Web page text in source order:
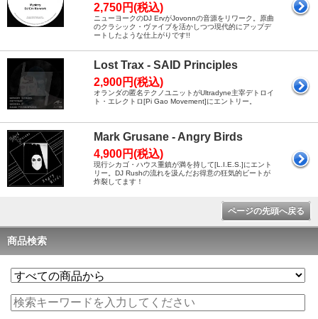
2,750円(税込)
ニューヨークのDJ ErvがJovonnの音源をリワーク。原曲
のクラシック・ヴァイブを活かしつつ現代的にアップデ
ートしたような仕上がりです!!
Lost Trax - SAID Principles
2,900円(税込)
オランダの匿名テクノユニットがUltradyne主宰デトロイ
ト・エレクトロ[Pi Gao Movement]にエントリー。
Mark Grusane - Angry Birds
4,900円(税込)
現行シカゴ・ハウス重鎮が満を持して[L.I.E.S.]にエント
リー。DJ Rushの流れを汲んだお得意の狂気的ビートが
炸裂してます！
ページの先頭へ戻る
商品検索